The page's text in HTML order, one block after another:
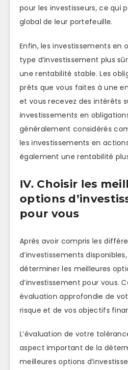
pour les investisseurs, ce qui
global de leur portefeuille.
Enfin, les investissements en
type d’investissement plus
une rentabilité stable. Les
prêts que vous faites à une
et vous recevez des intérêts
investissements en
généralement considérés
les investissements en
également une rentabilité
IV. Choisir les
options
pour vous
Après avoir compris les
d’investissements
déterminer les meilleures
d’investissement pour vous.
évaluation approfondie de
risque et de vos objectifs
L’évaluation de votre
aspect important de la
meilleures options